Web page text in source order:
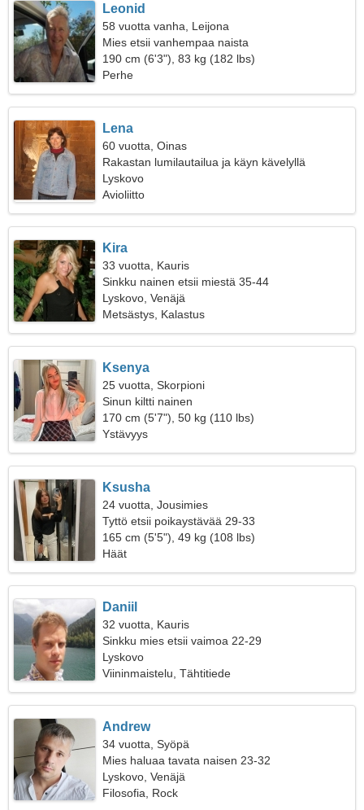
Leonid
58 vuotta vanha, Leijona
Mies etsii vanhempaa naista
190 cm (6'3"), 83 kg (182 lbs)
Perhe
Lena
60 vuotta, Oinas
Rakastan lumilautailua ja käyn kävelyllä
luonnossa
Lyskovo
Avioliitto
Kira
33 vuotta, Kauris
Sinkku nainen etsii miestä 35-44
Lyskovo, Venäjä
Metsästys, Kalastus
Ksenya
25 vuotta, Skorpioni
Sinun kiltti nainen
170 cm (5'7"), 50 kg (110 lbs)
Ystävyys
Ksusha
24 vuotta, Jousimies
Tyttö etsii poikaystävää 29-33
165 cm (5'5"), 49 kg (108 lbs)
Häät
Daniil
32 vuotta, Kauris
Sinkku mies etsii vaimoa 22-29
Lyskovo
Viininmaistelu, Tähtitiede
Andrew
34 vuotta, Syöpä
Mies haluaa tavata naisen 23-32
Lyskovo, Venäjä
Filosofia, Rock